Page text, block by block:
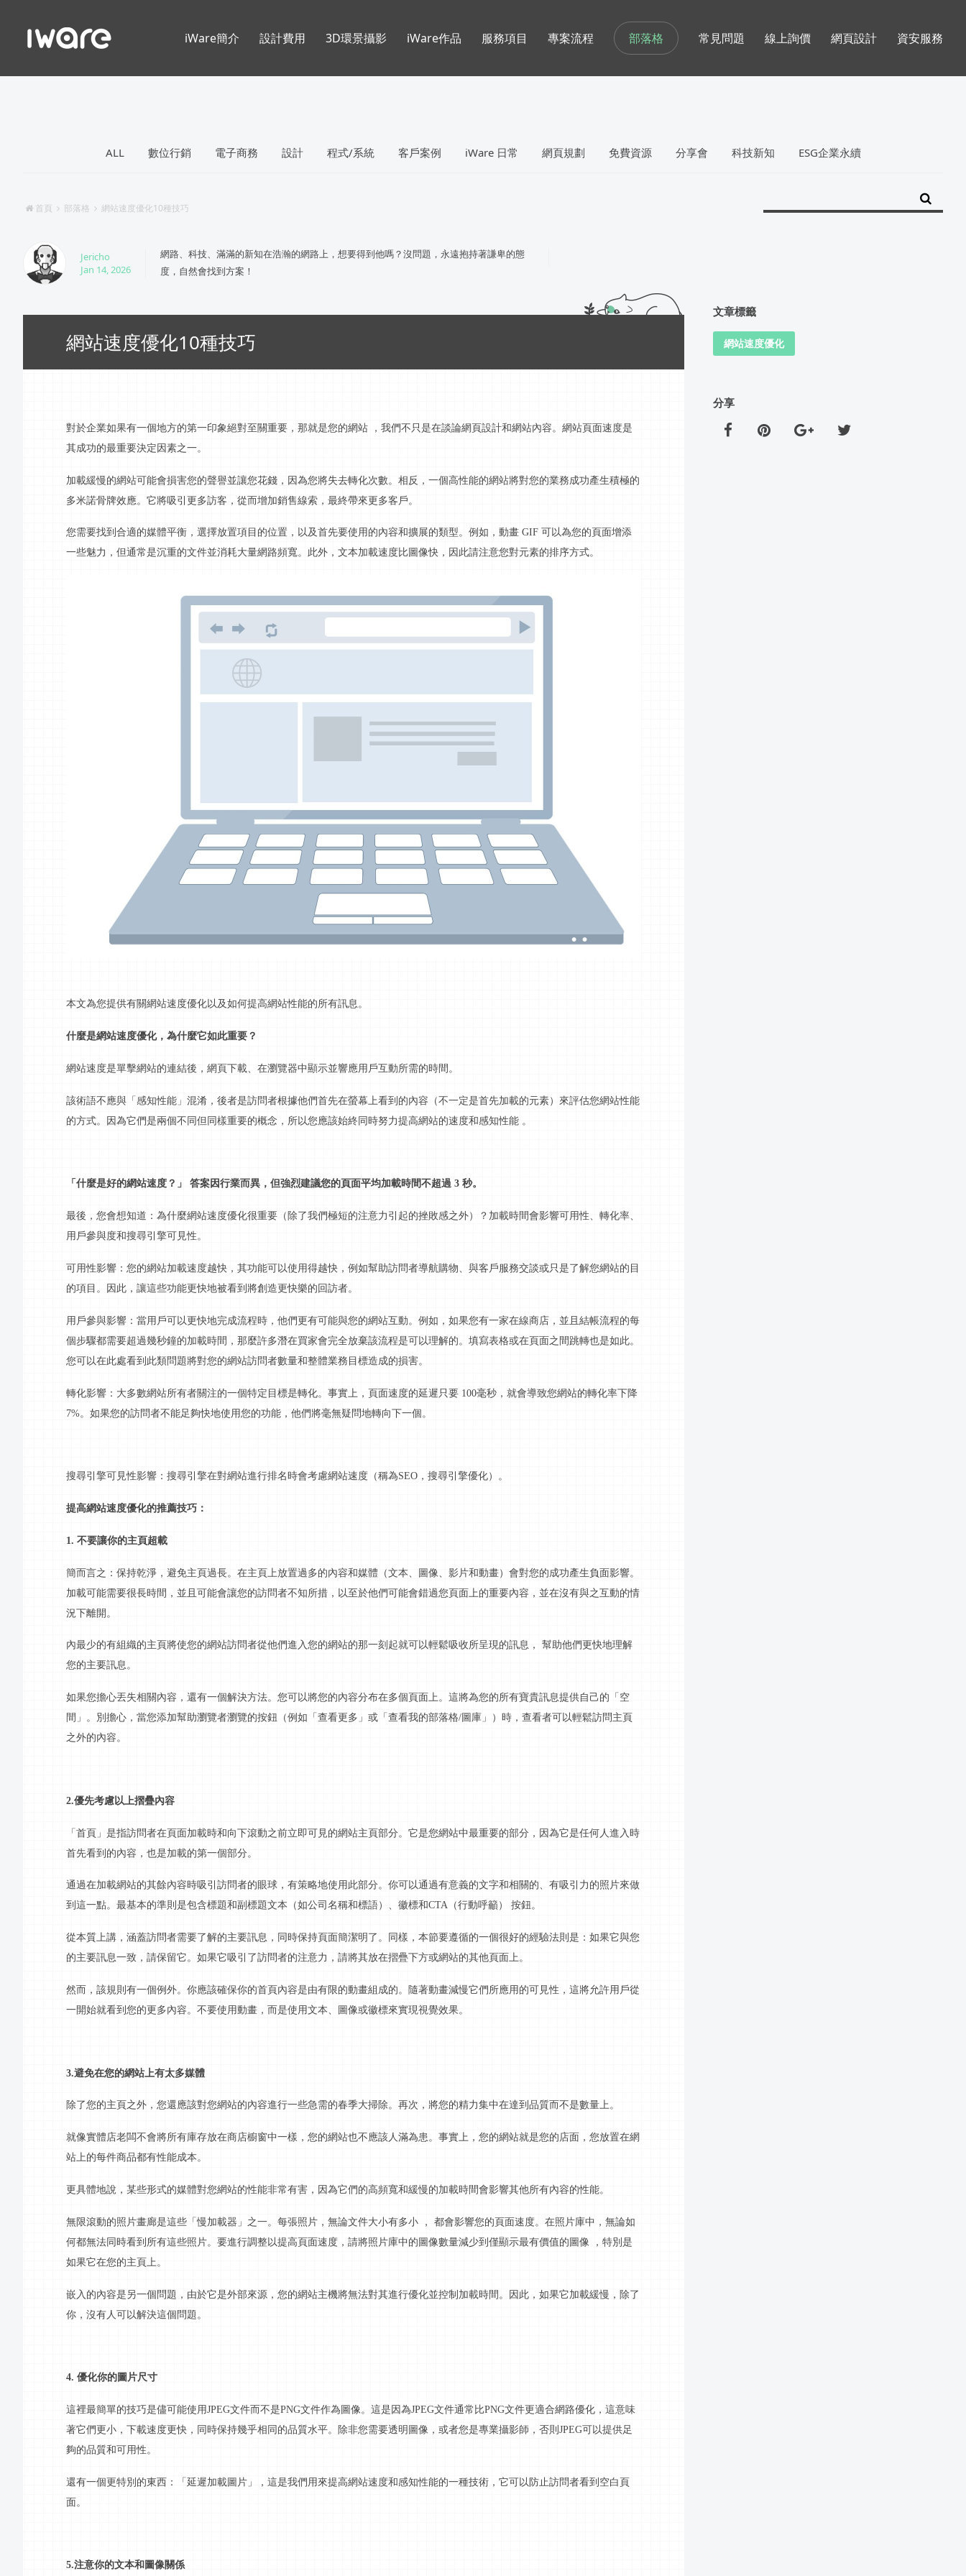
部落格
ALL 數位行銷 電子商務 設計 程式/系統 客戶案例 iWare 日常 網頁規劃 免費資源 分享會 科技新知 ESG企業永續
首頁 部落格 網站速度優化10種技巧
Jericho
Jan 14, 2026
網路、科技、滿滿的新知在浩瀚的網路上，想要得到他嗎？沒問題，永遠抱持著謙卑的態
度，自然會找到方案！
網站速度優化10種技巧
對於企業如果有一個地方的第一印象絕對至關重要，那就是您的網站
，我們不只是在談論網頁設計和網站內容。網站頁面速度是
其成功的最重要決定因素之一。
加載緩慢的網站可能會損害您的聲譽並讓您花錢，因為您將失去轉化次數。相反，一個高性能的網站將對您的業務成功產生積極的
多米諾骨牌效應。它將吸引更多訪客，從而增加銷售線索，最終帶來更多客戶。
您需要找到合適的媒體平衡，選擇放置項目的位置，以及首先要使用的內容和擴展的類型。例如，動畫 GIF 可以為您的頁面增添
一些魅力，但通常是沉重的文件並消耗大量網路頻寬。此外，文本加載速度比圖像快，因此請注意您對元素的排序方式。
本文為您提供有關網站速度優化以及如何提高網站性能的所有訊息。
什麼是網站速度優化，為什麼它如此重要？
網站速度是單擊網站的連結後，網頁下載、在瀏覽器中顯示並響應用戶互動所需的時間。
該術語不應與「感知性能」混淆，後者是訪問者根據他們首先在螢幕 上看到的內容（不一定是首先加載的元素）來評估您網站性能
的方式。因為它們是兩個不同但同樣重要的概念，所以您應該始終同時努力提高網站的速度和感知性能 。
「什麼是好的網站速度？」 答案因行業而異，但強烈建議您的頁面平均加載時間不超過 3 秒。
最後，您會想知道：為什麼網站速度優化很重要（除了我們極短的注意力引起的挫敗感之外）？加載時間會影響可用性、轉化率、
用戶參與度和搜尋引擎可見性。
可用性影響：您的網站加載速度越快，其功能可以使用得越快，例如幫助訪問者導航購物、與客戶服務交談或只是了解您網站的目
的項目。因此，讓這些功能更快地被看到將創造更快樂的回訪者。
用戶參與影響：當用戶可以更快地完成流程時，他們更有可能與您的網站互動。例如，如果您有一家在線商店，並且結帳流程的每
個步驟都需要超過幾秒鐘的加載時間，那麼許多潛在買家會完全放棄該流程是可以理解的。填寫表格或在頁面之間跳轉也是如此。
您可以在此處看到此類問題將對您的網站訪問者數量和整體業務目標造成的損害。
轉化影響：大多數網站所有者關注的一個特定目標是轉化。事實上，頁面速度的延遲只要 100毫秒，就會導致您網站的轉化率下降
7%。如果您的訪問者不能足夠快地使用您的功能，他們將毫無疑問地轉向下一個。
搜尋引擎可見性影響：搜尋引擎在對網站進行排名時會考慮網站速度（稱為SEO，搜尋引擎優化）。
提高網站速度優化的推薦技巧：
1. 不要讓你的主頁超載
簡而言之：保持乾淨，避免主頁過長。在主頁上放置過多的內容和媒體（文本、圖像、 影片和動畫）會對您的成功產生負面影響。
加載可能需要很長時間，並且可能會讓您的訪問者不知所措，以至於他們可能會錯過您頁面上的重要內容，並在沒有與之互動的情
況下離開。
內最少的有組織的主頁將使您的網站訪問者從他們進入您的網站的那一刻起就可以輕鬆吸收所呈現的訊息 ，
幫助他們更快地理解
您的主要訊息。
如果您擔心丟失相關內容，還有一個解決方法。您可以將您的內容分布在多個頁面上。這將為您的所有寶貴訊息提供自己的「空
間」。別擔心，當您添加幫助瀏覽者瀏覽的按鈕（例如「查看更多」或「查看我的部落格/圖庫」）時，查看者可以輕鬆訪問主頁
之外的內容。
2.優先考慮以上摺疊內容
「首頁 」是指訪問者在頁面加載時和向下滾動之前立即可見的網站主頁部分。它是您網站中最重要的部分，因為它是任何人進入時
首先看到的內容，也是加載的第一個部分。
通過在加載網站的其餘內容時吸引訪問者的眼球，有策略地使用此部分。你可以通過有意義的文字和相關的、有吸引力的照片來做
到這一點。最基本的準則是包含標題和副標題文本（如公司名稱和標語）、徽標和CTA（行動呼籲 ） 按鈕。
從本質上講，涵蓋訪問者需要了解的主要訊息 ，同時保持頁面簡潔明了。同樣，本節要遵循的一個很好的經驗法則是：如果它與您
的主要訊息一致，請保留它。如果它吸引了訪問者的注意力，請將其放在摺疊下方或網站的其他頁面上。
然而，該規則有一個例外。你應該確保你的首頁 內容是由有限的動畫組成的。隨著動畫減慢它們所應用的可見性，這將允許用戶從
一開始就看到您的更多內容。不要使用動畫，而是使用文本、圖像或徽標來實現視覺效果。
3.避免在您的網站上有太多媒體
除了您的主頁之外，您還應該對您網站的內容進行一些急需的春季大掃除。再次，將您的精力集中在達到 品質而不是數量上。
就像實體店老闆不會將所有庫存放在商店櫥窗中一樣，您的網站也不應該人滿為患。事實上，您的網站就是您的店面，您放置在網
站上的每件商品都有性能成本。
更具體地說，某些形式的媒體對您網站的性能非常有害，因為它們的高頻寬和緩慢的加載時間會影響其他所有內容的性能。
無限滾動的照片畫廊是這些「慢加載器」之一。每張照片，無論文件大小有多小 ，
都會影響您的頁面速度。在照片庫中，無論如
何都無法同時看到所有這些照片。要進行調整以提高頁面速度，請將照片庫中的圖像數量減少到僅顯示最有價值的圖像
，特別是
如果它在您的主頁上。
嵌入的內容是另一個問題，由於它是外部來源，您的網站主機將無法對其進行優化並控制加載時間。因此，如果它加載緩慢，除了
你，沒有人可以解決這個問題。
4. 優化你的圖片尺寸
這裡最簡單的技巧是儘可能使用JPEG文件而不是PNG文件作為圖像。這是因為JPEG文件通常比PNG文件更適合網路優化，這意味
著它們更小，下載速度更快，同時保持幾乎相同的品質水平。除非您需要透明圖像，或者您是專業攝影師，否則 JPEG可以提供足
夠的品質和可用性。
還有一個更特別的東西：「延遲加載圖片」，這是我們用來提高網站速度和感知性能的一種技術，它可以防止訪問者看到空白頁
面。
5.注意你的文本和圖像關係
文章標籤
網站速度優化
分享